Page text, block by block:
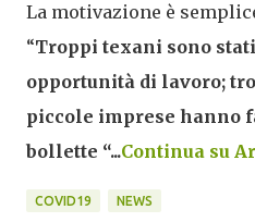
La motivazione è
“Troppi texani sono
opportunità di lavoro;
piccole imprese hanno
bollette “...Continua su
COVID19 NEWS